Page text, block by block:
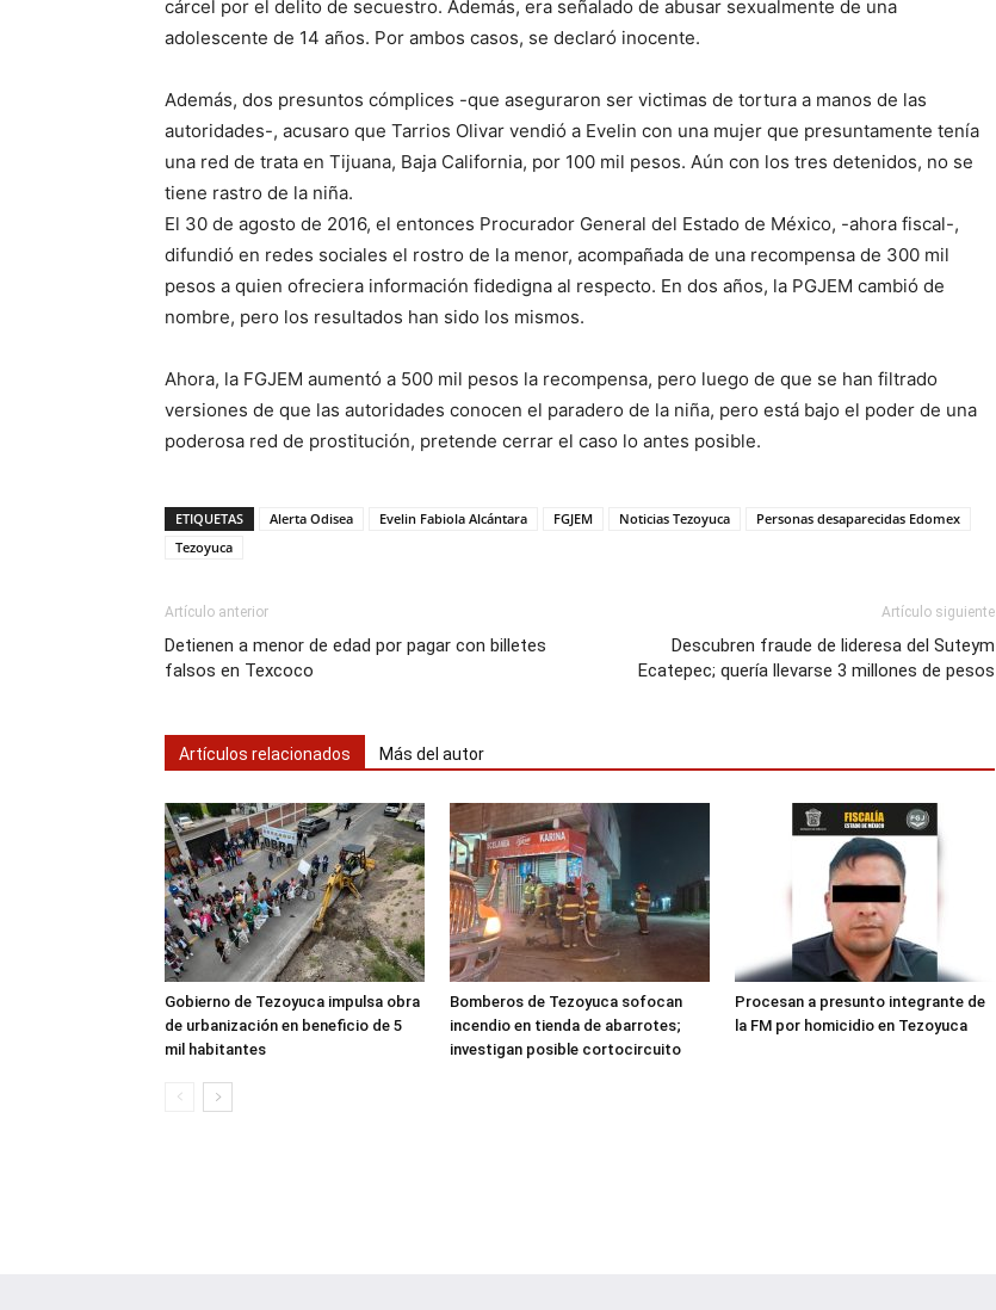
cárcel por el delito de secuestro. Además, era señalado de abusar sexualmente de una
adolescente de 14 años. Por ambos casos, se declaró inocente.
Además, dos presuntos cómplices -que aseguraron ser victimas de tortura a manos de las
autoridades-, acusaro que Tarrios Olivar vendió a Evelin con una mujer que presuntamente tenía
una red de trata en Tijuana, Baja California, por 100 mil pesos. Aún con los tres detenidos, no se
tiene rastro de la niña.
El 30 de agosto de 2016, el entonces Procurador General del Estado de México, -ahora fiscal-,
difundió en redes sociales el rostro de la menor, acompañada de una recompensa de 300 mil
pesos a quien ofreciera información fidedigna al respecto. En dos años, la PGJEM cambió de
nombre, pero los resultados han sido los mismos.
Ahora, la FGJEM aumentó a 500 mil pesos la recompensa, pero luego de que se han filtrado
versiones de que las autoridades conocen el paradero de la niña, pero está bajo el poder de una
poderosa red de prostitución, pretende cerrar el caso lo antes posible.
ETIQUETAS Alerta Odisea Evelin Fabiola Alcántara FGJEM Noticias Tezoyuca
Personas desaparecidas Edomex
Tezoyuca
Artículo anterior
Detienen a menor de edad por pagar con billetes
falsos en Texcoco
Artículo siguiente
Descubren fraude de lideresa del Suteym
Ecatepec; quería llevarse 3 millones de pesos
Artículos relacionados Más del autor
Gobierno de Tezoyuca impulsa obra
de urbanización en beneficio de 5
mil habitantes
Bomberos de Tezoyuca sofocan
incendio en tienda de abarrotes;
investigan posible cortocircuito
Procesan a presunto integrante de
la FM por homicidio en Tezoyuca